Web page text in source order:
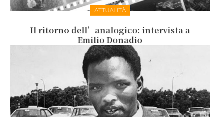
ATTUALITÀ
Il ritorno dell’analogico: intervista a
Emilio Donadio